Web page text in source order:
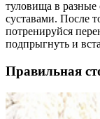
туловища в
суставами. После
потренируйся
подпрыгнуть и
Правильная